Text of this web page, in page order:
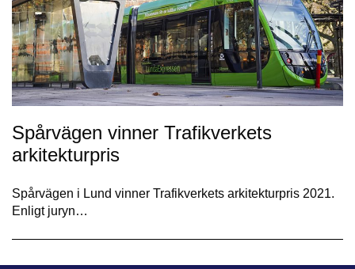
Spårvägen vinner Trafikverkets
arkitekturpris
Spårvägen i Lund vinner Trafikverkets arkitekturpris 2021.
Enligt juryn…